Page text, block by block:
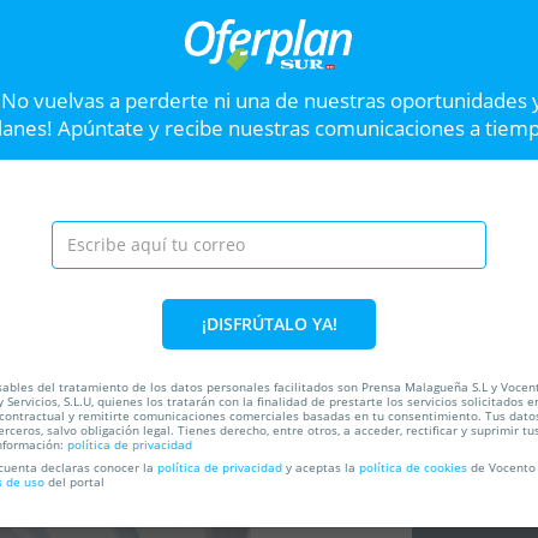
Tratamiento Facial Hidratante por 35€
en NH CLINICS
Hasta el 31 Dic 6
M
SiguienteSesión de
corte y peinado
¡Date un capricho
este plan de belleza!
50%
vuelvas a perderte ni una de nuestras oportunidades
Apúntate y recibe nuestras comunicaciones a
¡DISFRÚTALO YA!
del tratamiento de los datos personales facilitados son Prensa Malagueña S.L y
Servicios, S.L.U, quienes los tratarán con la finalidad de prestarte los servicios solicitados
y remitirte comunicaciones comerciales basadas en tu consentimiento. Tus
salvo obligación legal. Tienes derecho, entre otros, a acceder, rectificar y suprimir
política de privacidad
declaras conocer la política de privacidad y aceptas la política de cookies de
de uso del portal